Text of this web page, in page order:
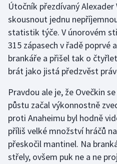
Plážový volejbal
Ragby
Rychlobruslení
Rychlostní kanoistika
Short track
Sportovní střelba
Stolní tenis
Útočník přezdívaný
skousnout jednu
statistik týče. V únorovém
315 zápasech v řadě poprvé
brankáře a přišel tak o
brát jako jistá předzvěst
Pravdou ale je, že Ovečkin
půstu začal výkonnostně
proti Anaheimu byl hodně
příliš velké množství hráčů
přeskočil mantinel. Na
střely, ovšem puk ne a ne